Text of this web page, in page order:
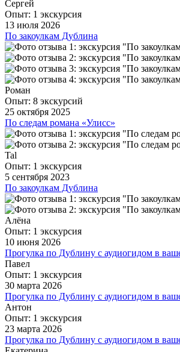
Сергей
Опыт: 1 экскурсия
13 июля 2026
По закоулкам Дублина
Благодарим Андрея за интересную и
экскурсию! Мы получили достаточно
представление о главных
и истории города. Андрей также
особенностях менталитета местных
увлечениях, традициях и способах
ещё
Роман
Опыт: 8 экскурсий
25 октября 2025
По следам романа «Улисс»
Юнона прекрасный гид. За 3 часа успела
погрузить нас в мир Улисса, но и
интересного об истории Дублина.
выстроен для всех - и для тех, кто знает
людей, которые, возможно, слышат о
Большое спасибо и привет от Виктории,
попрощаться.
ещё
Tal
Опыт: 1 экскурсия
5 сентября 2023
По закоулкам Дублина
Великолепная экскурсия, много
фактов, прекрасное планирование
было интересно и комфортно. Спасибо
мы очень в восторге от видов и
ещё
Алёна
Опыт: 1 экскурсия
10 июня 2026
Прогулка по Дублину с аудиогидом в
К сожалению, времени не хватило, чтобы
послушать и насладиться аудиогидом. Но
его использовать, особенно если нет
с гидом лично.
ещё
Павел
Опыт: 1 экскурсия
30 марта 2026
Прогулка по Дублину с аудиогидом в
Приложение работает отлично! Очень
прогулка по Дублину. Я просто включала
месте и шла дальше. Всем советую
способ осмотра города.
Антон
Опыт: 1 экскурсия
23 марта 2026
Прогулка по Дублину с аудиогидом в